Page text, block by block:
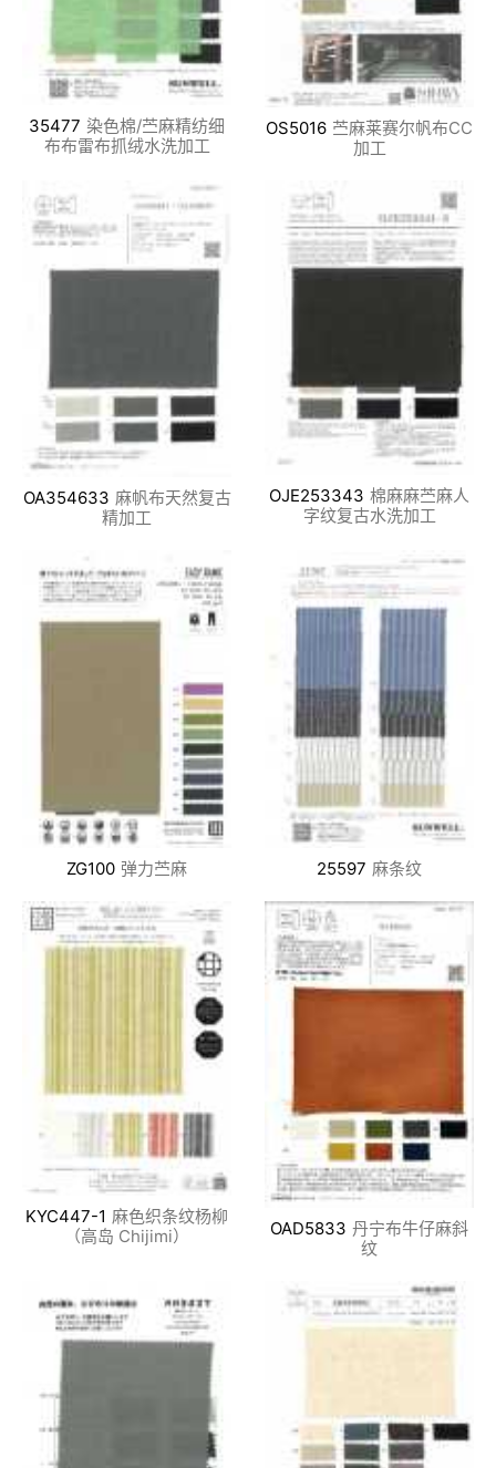
35477 染色棉/苎麻精纺细
布布雷布抓绒水洗加工
OS5016 苎麻莱赛尔帆布CC
加工
OA354633 麻帆布天然复古
精加工
OJE253343 棉麻麻苎麻人
字纹复古水洗加工
ZG100 弹力苎麻 25597 麻条纹
KYC447-1 麻色织条纹杨柳
（高岛 Chijimi）
OAD5833 丹宁布牛仔麻斜
纹